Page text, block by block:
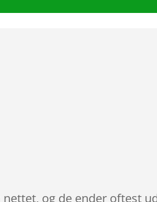
nettet, og de ender oftest